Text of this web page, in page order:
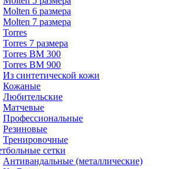
Molten 6 размера
Molten 7 размера
Torres
Torres 7 размера
Torres BM 300
Torres BM 900
Из синтетической кожи
Кожаные
Любительские
Матчевые
Профессиональные
Резиновые
Тренировочные
сетки
Антивандальные (металлические)